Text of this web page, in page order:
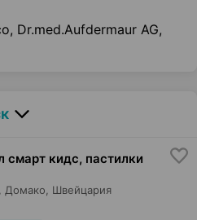
Dr.med.Aufdermaur AG,
смарт кидс, пастилки
Домако, Швейцария